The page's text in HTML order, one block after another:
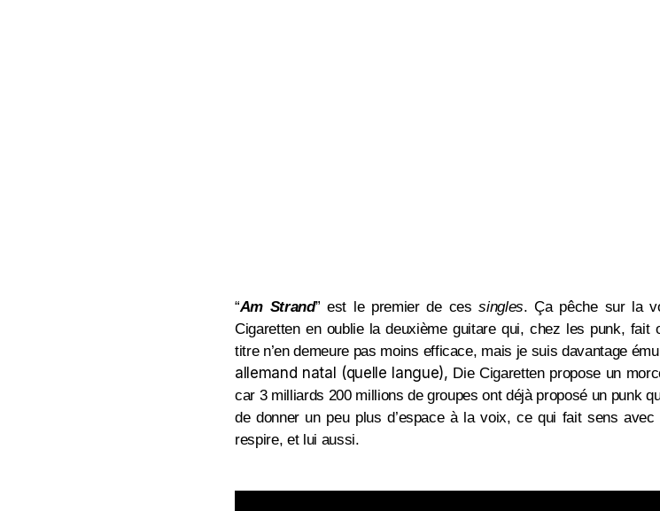
“Am Strand” est le premier de cessingles. Ça pêche sur la
Cigaretten en oublie la deuxième guitare qui, chez les punk,
titre n’en demeure pas moins efficace, mais je suis davantage
allemand natal (quelle langue), Die Cigaretten propose un
car 3 milliards 200 millions de groupes ont déjà proposé un punk
de donner un peu plus d’espace à la voix, ce qui fait sens
respire, et lui aussi.